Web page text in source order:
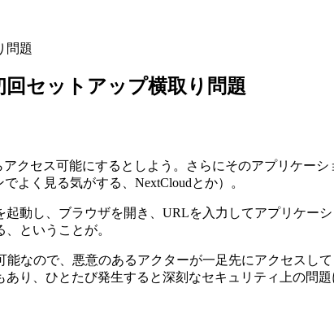
問題
セットアップ横取り問題
クセス可能にするとしよう。さらにそのアプリケー
よく見る気がする、NextCloudとか）。
動し、ブラウザを開き、URLを入力してアプリケー
ということが。
なので、悪意のあるアクターが一足先にアクセスし
り、ひとたび発生すると深刻なセキュリティ上の問題